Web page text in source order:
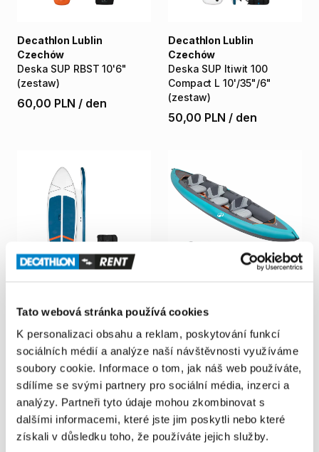
Tato webová stránka používá cookies
K personalizaci obsahu a reklam, poskytování funkcí
sociálních médií a analýze naší návštěvnosti využíváme
soubory cookie. Informace o tom, jak náš web používáte,
sdílíme se svými partnery pro sociální média, inzerci a
analýzy. Partneři tyto údaje mohou zkombinovat s
dalšími informacemi, které jste jim poskytli nebo které
získali v důsledku toho, že používáte jejich služby.
Deska SUP RBST 10'6"
(zestaw)
Decathlon Lublin
Czechów
60,00 PLN / den
Deska SUP Itiwit 100
Compact L 10'​/​35"​/​6"
(zestaw)
Decathlon Lublin
Czechów
50,00 PLN / den
Deska SUP Itiwit 100
Compact
10' 35"
(zestaw)
Czechów
50,00 PLN /den
Kajak pneumatyczny
Tribord 100+ 2​/​ 3-osobowy
Czechów
60,00 PLN /den